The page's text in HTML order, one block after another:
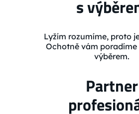
s
Lyžím rozumíme, proto
Ochotně vám poradíme
výběrem.
Partner